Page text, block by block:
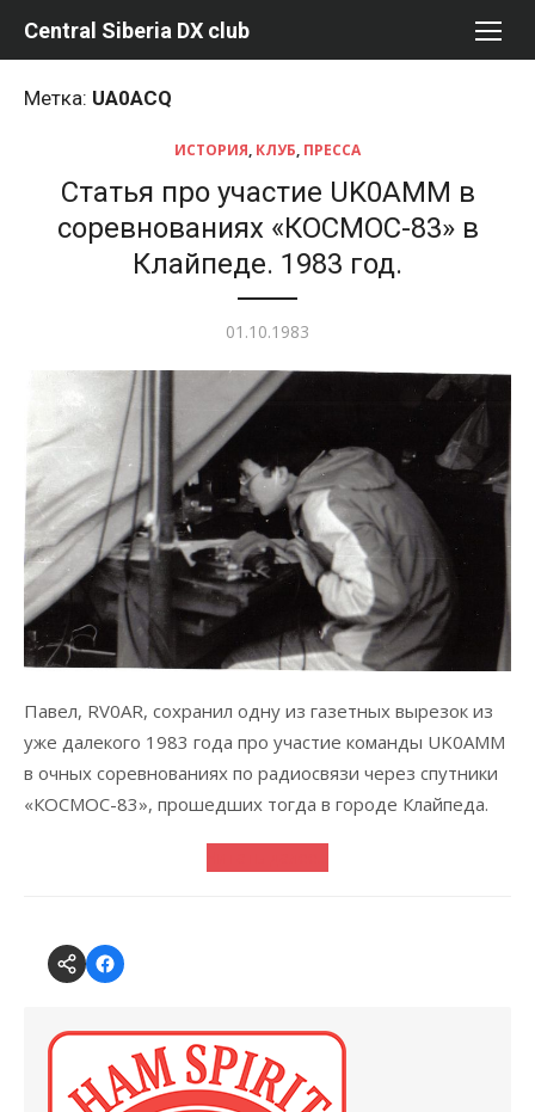
Central Siberia DX club
Метка: UA0ACQ
ИСТОРИЯ, КЛУБ, ПРЕССА
Статья про участие UK0AMM в
соревнованиях «КОСМОС-83» в
Клайпеде. 1983 год.
Опубликовано
01.10.1983
Павел, RV0AR, сохранил одну из газетных вырезок из
уже далекого 1983 года про участие команды UK0AMM
в очных соревнованиях по радиосвязи через спутники
«КОСМОС-83», прошедших тогда в городе Клайпеда.
Forum
@
Andys
CSDX
on
Facebook